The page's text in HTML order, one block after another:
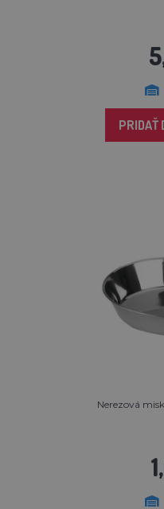
PRIDAŤ
Nerezová